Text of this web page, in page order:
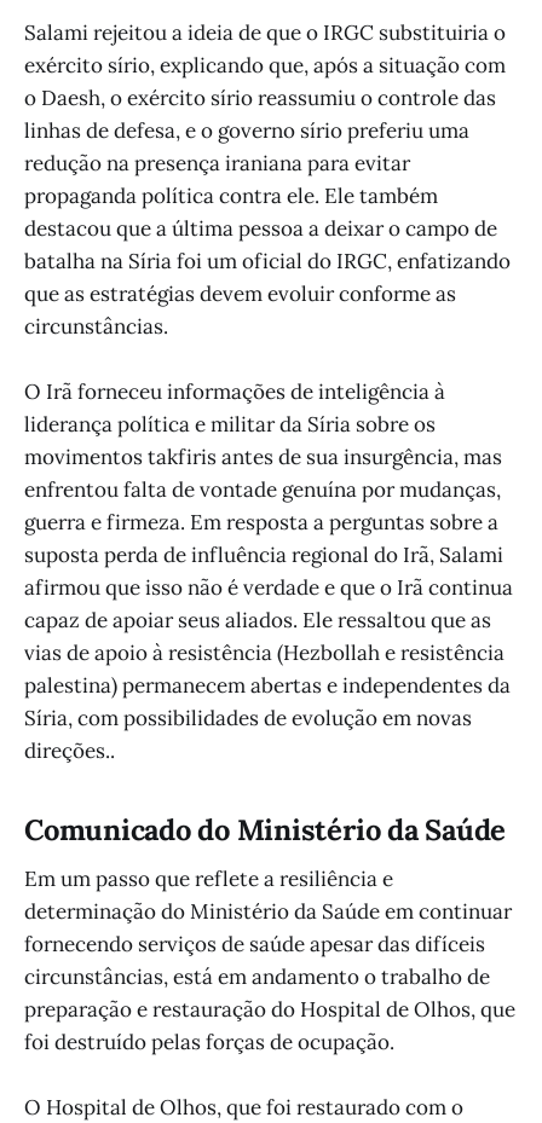
Salami rejeitou a ideia de que o IRGC substituiria o
exército sírio, explicando que, após a situação com
o Daesh, o exército sírio reassumiu o controle das
linhas de defesa, e o governo sírio preferiu uma
redução na presença iraniana para evitar
propaganda política contra ele. Ele também
destacou que a última pessoa a deixar o campo de
batalha na Síria foi um oficial do IRGC, enfatizando
que as estratégias devem evoluir conforme as
circunstâncias.
O Irã forneceu informações de inteligência à
liderança política e militar da Síria sobre os
movimentos takfiris antes de sua insurgência, mas
enfrentou falta de vontade genuína por mudanças,
guerra e firmeza. Em resposta a perguntas sobre a
suposta perda de influência regional do Irã, Salami
afirmou que isso não é verdade e que o Irã continua
capaz de apoiar seus aliados. Ele ressaltou que as
vias de apoio à resistência (Hezbollah e resistência
palestina) permanecem abertas e independentes da
Síria, com possibilidades de evolução em novas
direções..
Comunicado do Ministério da Saúde
Em um passo que reflete a resiliência e
determinação do Ministério da Saúde em continuar
fornecendo serviços de saúde apesar das difíceis
circunstâncias, está em andamento o trabalho de
preparação e restauração do Hospital de Olhos, que
foi destruído pelas forças de ocupação.
O Hospital de Olhos, que foi restaurado com o